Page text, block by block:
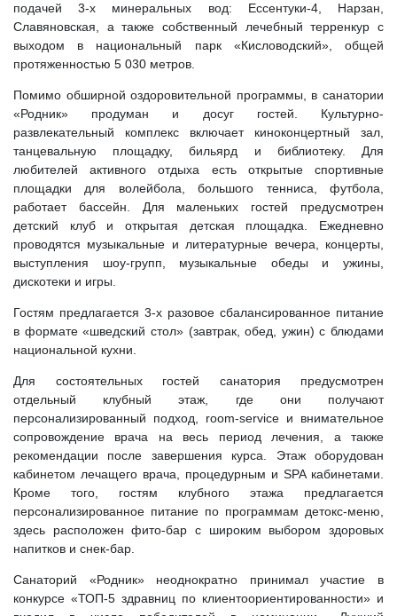
подачей 3-х минеральных вод: Ессентуки-4, Нарзан,
Славяновская, а также собственный лечебный терренкур с
выходом в национальный парк «Кисловодский», общей
протяженностью 5 030 метров.
Помимо обширной оздоровительной программы, в санатории
«Родник» продуман и досуг гостей. Культурно-
развлекательный комплекс включает киноконцертный зал,
танцевальную площадку, бильярд и библиотеку. Для
любителей активного отдыха есть открытые спортивные
площадки для волейбола, большого тенниса, футбола,
работает бассейн. Для маленьких гостей предусмотрен
детский клуб и открытая детская площадка. Ежедневно
проводятся музыкальные и литературные вечера, концерты,
выступления шоу-групп, музыкальные обеды и ужины,
дискотеки и игры.
Гостям предлагается 3-х разовое сбалансированное питание
в формате «шведский стол» (завтрак, обед, ужин) с блюдами
национальной кухни.
Для состоятельных гостей санатория предусмотрен
отдельный клубный этаж, где они получают
персонализированный подход, room-service и внимательное
сопровождение врача на весь период лечения, а также
рекомендации после завершения курса. Этаж оборудован
кабинетом лечащего врача, процедурным и SPA кабинетами.
Кроме того, гостям клубного этажа предлагается
персонализированное питание по программам детокс-меню,
здесь расположен фито-бар с широким выбором здоровых
напитков и снек-бар.
Санаторий «Родник» неоднократно принимал участие в
конкурсе «ТОП-5 здравниц по клиентоориентированности» и